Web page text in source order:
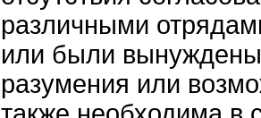
различными
или были вынуждены
разумения или